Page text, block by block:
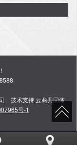
技术支持:云商共同体
号-1